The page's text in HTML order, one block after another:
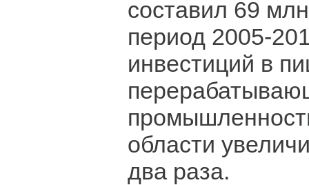
составил 69
период 2005-
инвестиций в
области
два раза.